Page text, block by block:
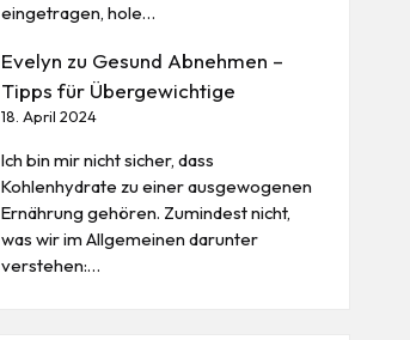
eingetragen, hole…
Evelyn zu Gesund Abnehmen –
Tipps für Übergewichtige
18. April 2024
Ich bin mir nicht sicher, dass
Kohlenhydrate zu einer ausgewogenen
Ernährung gehören. Zumindest nicht,
was wir im Allgemeinen darunter
verstehen:…